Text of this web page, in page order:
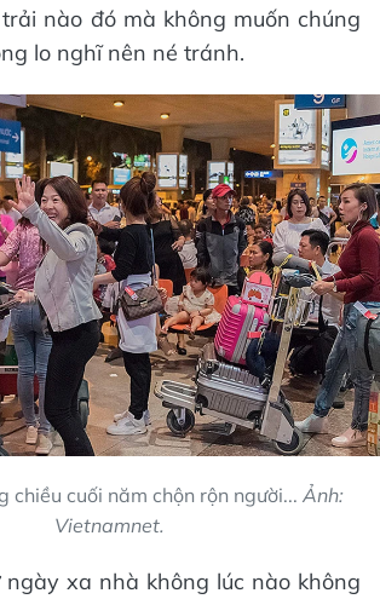
nào đó mà không muốn chúng
lo nghĩ nên né tránh.
chiều cuối năm chộn rộn người... Ảnh:
Vietnamnet.
xa nhà không lúc nào không